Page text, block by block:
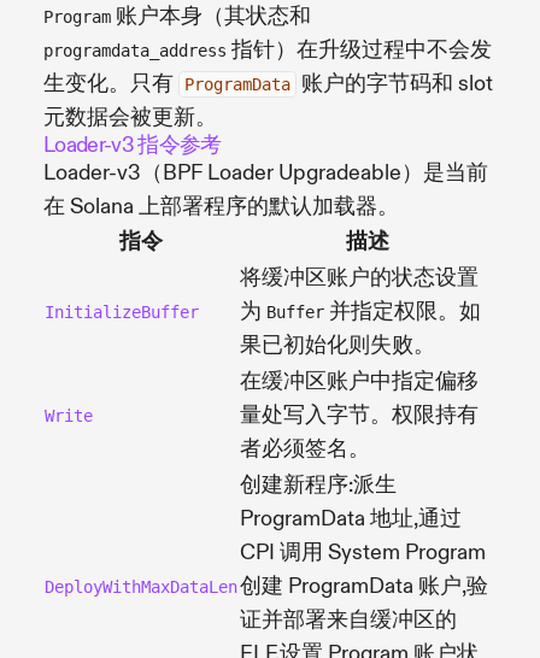
Program 账户本身（其状态和
programdata_address 指针）在升级过程中不会发
生变化。只有
ProgramData
账户的字节码和 slot
元数据会被更新。
Loader-v3 指令参考
Loader-v3（BPF Loader Upgradeable）是当前
在 Solana 上部署程序的默认加载器。
指令
描述
InitializeBuffer
将缓冲区账户的状态设置
为 Buffer 并指定权限。如
果已初始化则失败。
Write
在缓冲区账户中指定偏移
量处写入字节。权限持有
者必须签名。
DeployWithMaxDataLen
创建新程序:派生
ProgramData 地址,通过
CPI 调用 System Program
创建 ProgramData 账户,验
证并部署来自缓冲区的